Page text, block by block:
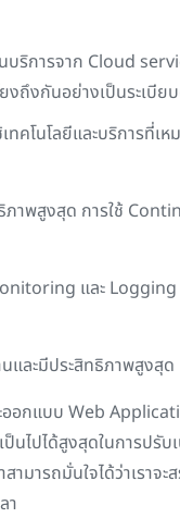
บริการจาก Cloud
งถึงกันอย่างเป็นระเบีย
คโนโลยีและบริการที่เห
าพสูงสุด การใช้
และ Logging
และมีประสิทธิภาพสูงสุด
ออกแบบ Web
นไปได้สูงสุดในการปรับ
มารถมั่นใจได้ว่าเราจะ
า